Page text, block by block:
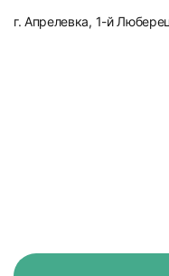
г. Апрелевка, 1-й